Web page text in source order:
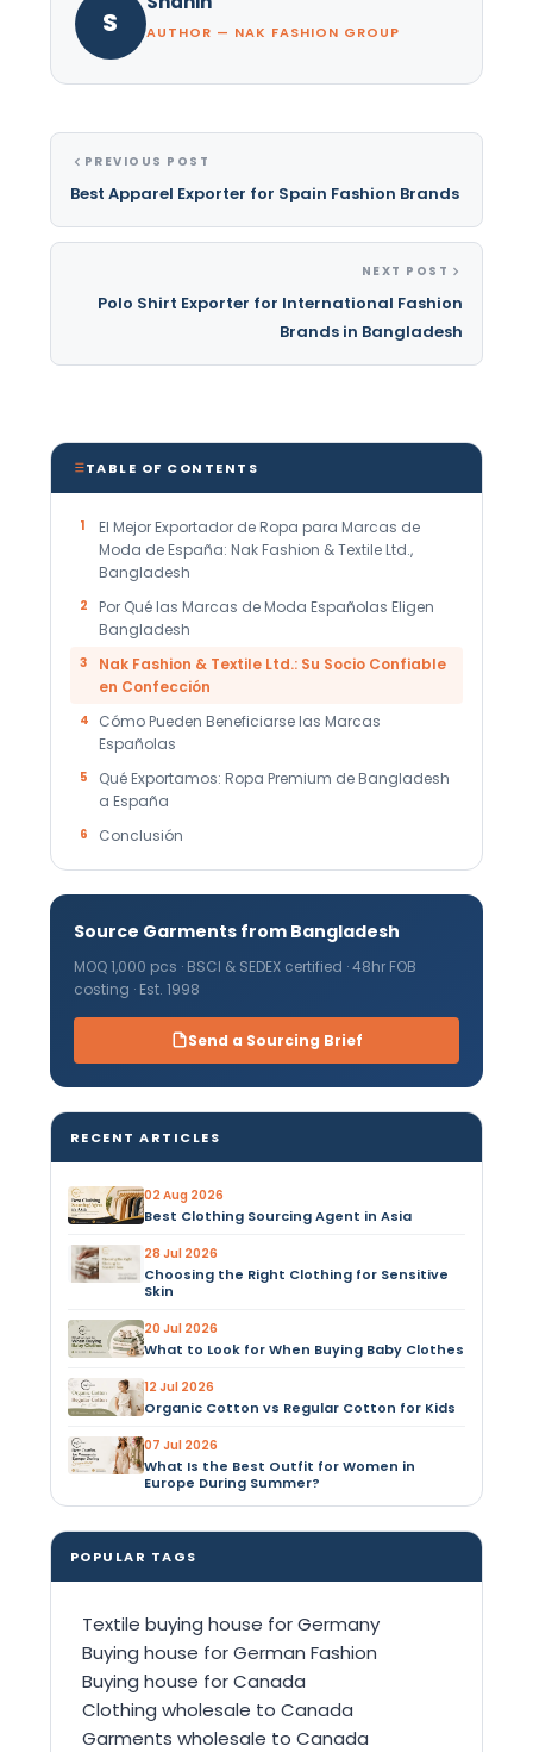
S AUTHOR — NAK FASHION GROUP
PREVIOUS POST
Best Apparel Exporter for Spain Fashion Brands
NEXT POST
Polo Shirt Exporter for International Fashion
Brands in Bangladesh
TABLE OF CONTENTS
1
El Mejor Exportador de Ropa para Marcas de
Moda de España: Nak Fashion & Textile Ltd.,
Bangladesh
2
Por Qué las Marcas de Moda Españolas Eligen
Bangladesh
3
Nak Fashion & Textile Ltd.: Su Socio Confiable
en Confección
4
Cómo Pueden Beneficiarse las Marcas
Españolas
5
Qué Exportamos: Ropa Premium de Bangladesh
a España
6 Conclusión
Source Garments from Bangladesh
MOQ 1,000 pcs · BSCI & SEDEX certified · 48hr FOB
costing · Est. 1998
Send a Sourcing Brief
RECENT ARTICLES
02 Aug 2026
Best Clothing Sourcing Agent in Asia
28 Jul 2026
Choosing the Right Clothing for Sensitive
Skin
20 Jul 2026
What to Look for When Buying Baby Clothes
12 Jul 2026
Organic Cotton vs Regular Cotton for Kids
07 Jul 2026
What Is the Best Outfit for Women in
Europe During Summer?
POPULAR TAGS
Textile buying house for Germany
Buying house for German Fashion
Buying house for Canada
Clothing wholesale to Canada
Garments wholesale to Canada